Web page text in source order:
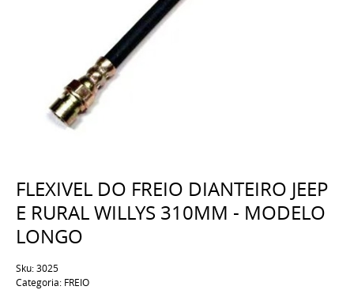
FLEXIVEL DO FREIO DIANTEIRO JEEP
E RURAL WILLYS 310MM - MODELO
LONGO
Sku:3025
Categoria: FREIO